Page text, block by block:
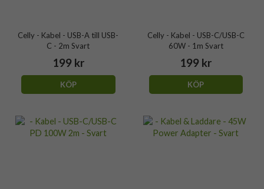
Celly - Kabel - USB-A till USB-
C - 2m Svart
199 kr
KÖP
Celly - Kabel - USB-C/USB-C
60W - 1m Svart
199 kr
KÖP